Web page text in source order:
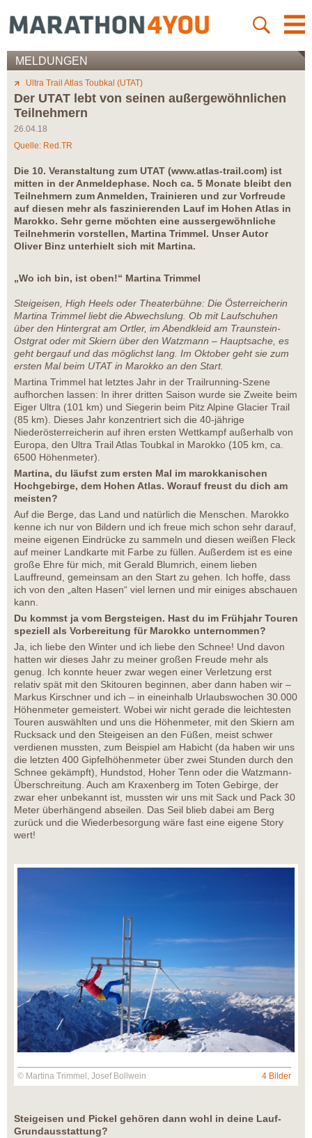
MELDUNGEN
Ultra Trail Atlas Toubkal (UTAT)
Der UTAT lebt von seinen außergewöhnlichen
Teilnehmern
26.04.18
Quelle: Red.TR
Die 10. Veranstaltung zum UTAT (www.atlas-trail.com) ist
mitten in der Anmeldephase. Noch ca. 5 Monate bleibt den
Teilnehmern zum Anmelden, Trainieren und zur Vorfreude
auf diesen mehr als faszinierenden Lauf im Hohen Atlas in
Marokko. Sehr gerne möchten eine aussergewöhnliche
Teilnehmerin vorstellen, Martina Trimmel. Unser Autor
Oliver Binz unterhielt sich mit Martina.
„Wo ich bin, ist oben!“ Martina Trimmel
Steigeisen, High Heels oder Theaterbühne: Die Österreicherin
Martina Trimmel liebt die Abwechslung. Ob mit Laufschuhen
über den Hintergrat am Ortler, im Abendkleid am Traunstein-
Ostgrat oder mit Skiern über den Watzmann – Hauptsache, es
geht bergauf und das möglichst lang. Im Oktober geht sie zum
ersten Mal beim UTAT in Marokko an den Start.
Martina Trimmel hat letztes Jahr in der Trailrunning-Szene
aufhorchen lassen: In ihrer dritten Saison wurde sie Zweite beim
Eiger Ultra (101 km) und Siegerin beim Pitz Alpine Glacier Trail
(85 km). Dieses Jahr konzentriert sich die 40-jährige
Niederösterreicherin auf ihren ersten Wettkampf außerhalb von
Europa, den Ultra Trail Atlas Toubkal in Marokko (105 km, ca.
6500 Höhenmeter).
Martina, du läufst zum ersten Mal im marokkanischen
Hochgebirge, dem Hohen Atlas. Worauf freust du dich am
meisten?
Auf die Berge, das Land und natürlich die Menschen. Marokko
kenne ich nur von Bildern und ich freue mich schon sehr darauf,
meine eigenen Eindrücke zu sammeln und diesen weißen Fleck
auf meiner Landkarte mit Farbe zu füllen. Außerdem ist es eine
große Ehre für mich, mit Gerald Blumrich, einem lieben
Lauffreund, gemeinsam an den Start zu gehen. Ich hoffe, dass
ich von den „alten Hasen“ viel lernen und mir einiges abschauen
kann.
Du kommst ja vom Bergsteigen. Hast du im Frühjahr Touren
speziell als Vorbereitung für Marokko unternommen?
Ja, ich liebe den Winter und ich liebe den Schnee! Und davon
hatten wir dieses Jahr zu meiner großen Freude mehr als
genug. Ich konnte heuer zwar wegen einer Verletzung erst
relativ spät mit den Skitouren beginnen, aber dann haben wir –
Markus Kirschner und ich – in eineinhalb Urlaubswochen 30.000
Höhenmeter gemeistert. Wobei wir nicht gerade die leichtesten
Touren auswählten und uns die Höhenmeter, mit den Skiern am
Rucksack und den Steigeisen an den Füßen, meist schwer
verdienen mussten, zum Beispiel am Habicht (da haben wir uns
die letzten 400 Gipfelhöhenmeter über zwei Stunden durch den
Schnee gekämpft), Hundstod, Hoher Tenn oder die Watzmann-
Überschreitung. Auch am Kraxenberg im Toten Gebirge, der
zwar eher unbekannt ist, mussten wir uns mit Sack und Pack 30
Meter überhängend abseilen. Das Seil blieb dabei am Berg
zurück und die Wiederbesorgung wäre fast eine eigene Story
wert!
© Martina Trimmel, Josef Bollwein 4 Bilder
Steigeisen und Pickel gehören dann wohl in deine Lauf-
Grundausstattung?